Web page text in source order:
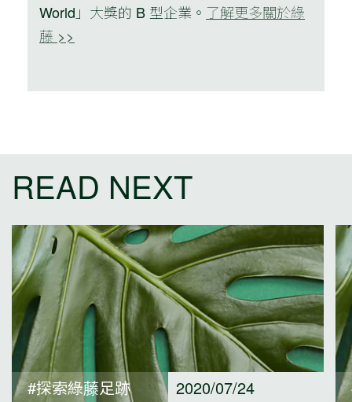
World」大獎的 B 型企業。 了解更多關於綠
藤 >>
READ NEXT
#探索綠藤足跡 2020/07/24